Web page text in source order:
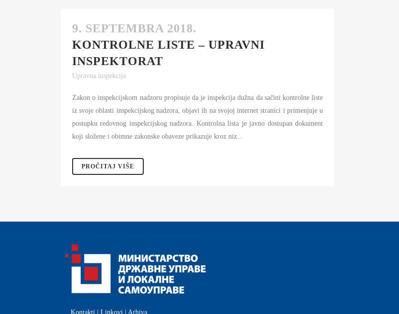
9. SEPTEMBRA 2018.
KONTROLNE LISTE – UPRAVNI
INSPEKTORAT
Upravna inspekcija
Zakon o inspekcijskom nadzoru propisuje da je inspekcija dužna da sačini kontrolne liste
iz svoje oblasti inspekcijskog nadzora, objavi ih na svojoj internet stranici i primenjuje u
postupku redovnog inspekcijskog nadzora. Kontrolna lista je javno dostupan dokument
koji složene i obimne zakonske obaveze prikazuje kroz niz...
PROČITAJ VIŠE
Kontakti Linkovi Arhiva